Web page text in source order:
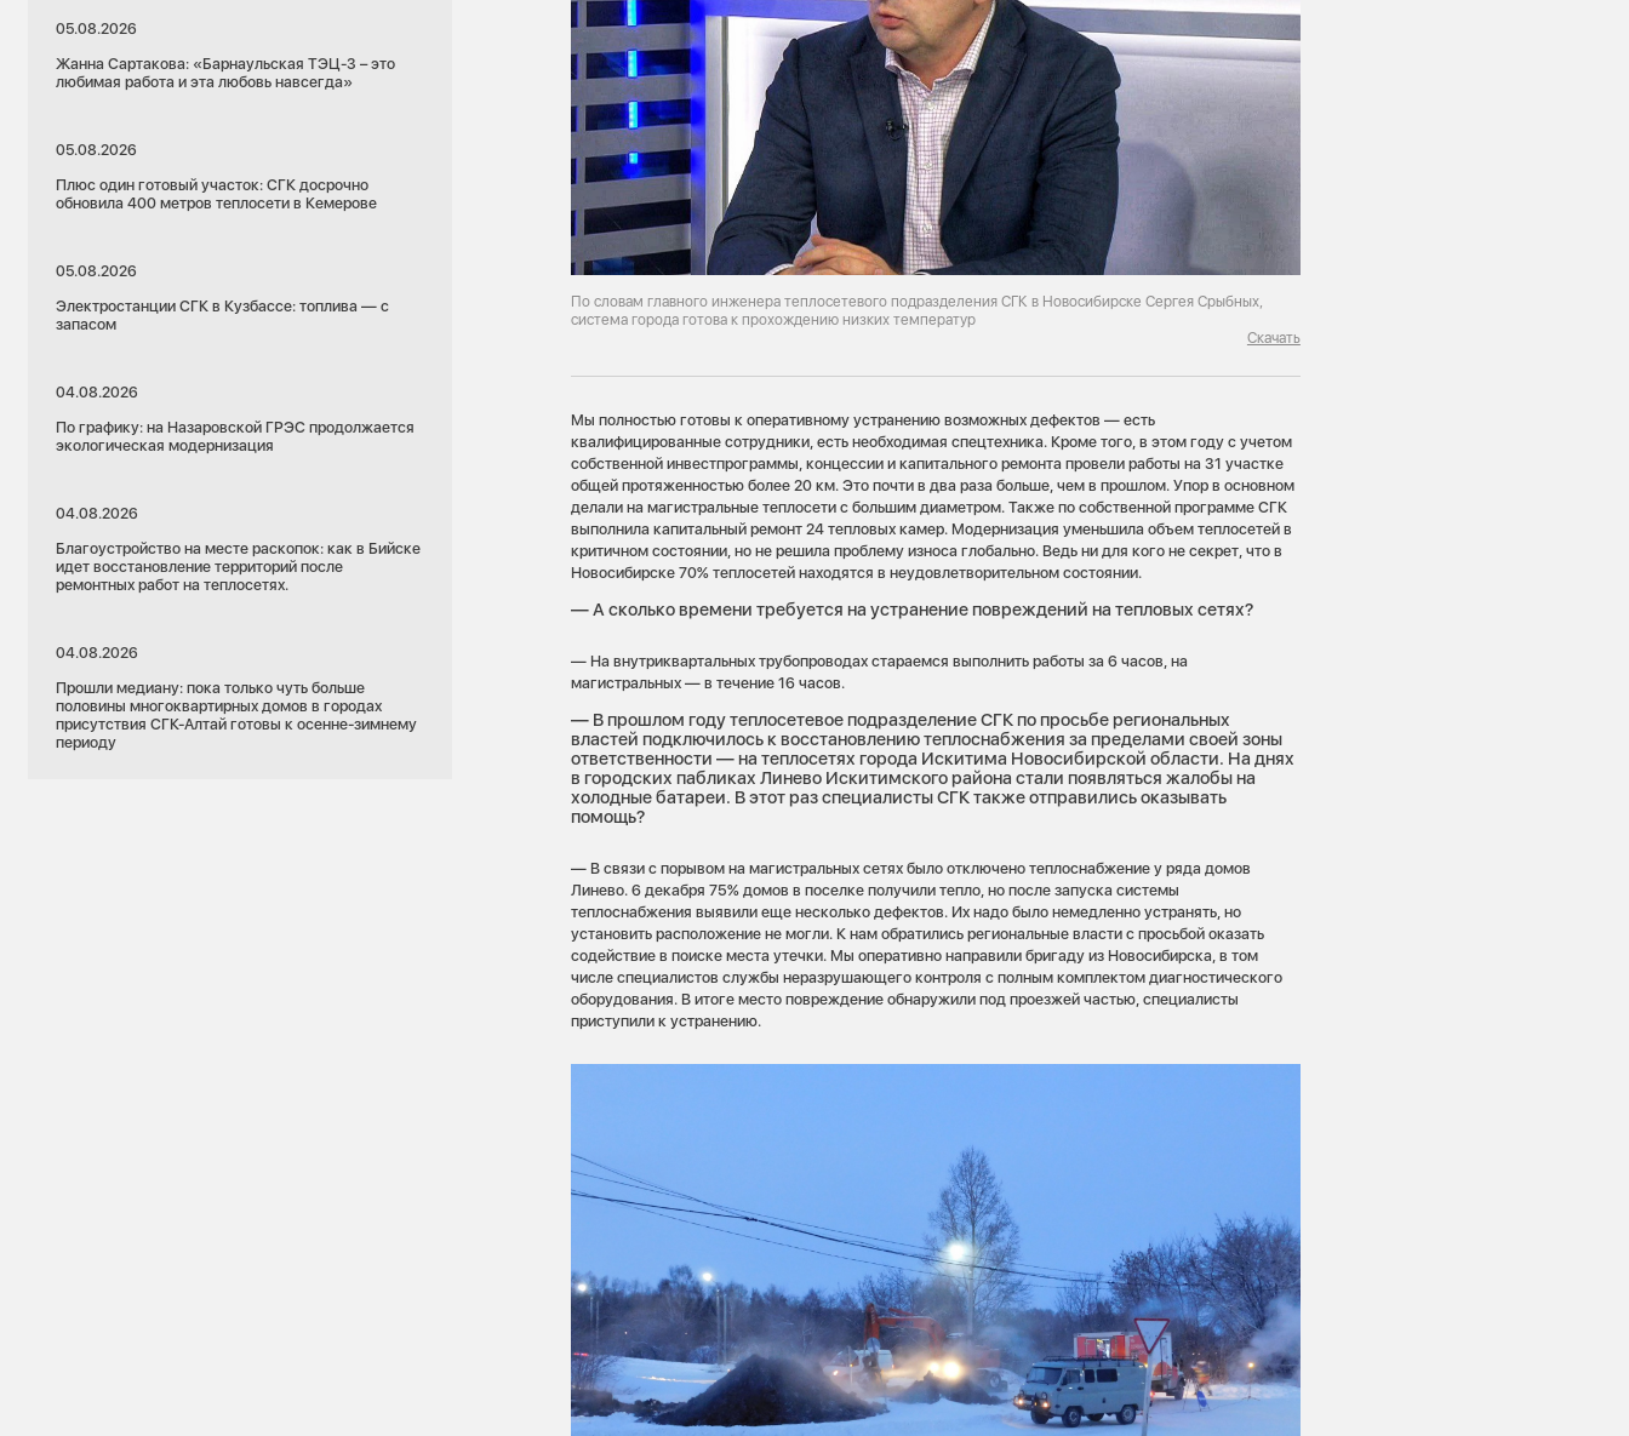
05.08.2026
Жанна Сартакова: «Барнаульская ТЭЦ-3 – это
любимая работа и эта любовь навсегда»
05.08.2026
Плюс один готовый участок: СГК досрочно
обновила 400 метров теплосети в Кемерове
05.08.2026
Электростанции СГК в Кузбассе: топлива — с
запасом
04.08.2026
По графику: на Назаровской ГРЭС продолжается
экологическая модернизация
04.08.2026
Благоустройство на месте раскопок: как в Бийске
идет восстановление территорий после
ремонтных работ на теплосетях.
04.08.2026
Прошли медиану: пока только чуть больше
половины многоквартирных домов в городах
присутствия СГК-Алтай готовы к осенне-зимнему
периоду
По словам главного инженера теплосетевого подразделения СГК в Новосибирске Сергея Срыбных,
система города готова к прохождению низких температур
Скачать
Мы полностью готовы к оперативному устранению возможных дефектов — есть
квалифицированные сотрудники, есть необходимая спецтехника. Кроме того, в этом году с учетом
собственной инвестпрограммы, концессии и капитального ремонта провели работы на 31 участке
общей протяженностью более 20 км. Это почти в два раза больше, чем в прошлом. Упор в основном
делали на магистральные теплосети с большим диаметром. Также по собственной программе СГК
выполнила капитальный ремонт 24 тепловых камер. Модернизация уменьшила объем теплосетей в
критичном состоянии, но не решила проблему износа глобально. Ведь ни для кого не секрет, что в
Новосибирске 70% теплосетей находятся в неудовлетворительном состоянии.
— А сколько времени требуется на устранение повреждений на тепловых сетях?
— На внутриквартальных трубопроводах стараемся выполнить работы за 6 часов, на
магистральных — в течение 16 часов.
— В прошлом году теплосетевое подразделение СГК по просьбе региональных
властей подключилось к восстановлению теплоснабжения за пределами своей зоны
ответственности — на теплосетях города Искитима Новосибирской области. На днях
в городских пабликах Линево Искитимского района стали появляться жалобы на
холодные батареи. В этот раз специалисты СГК также отправились оказывать
помощь?
— В связи с порывом на магистральных сетях было отключено теплоснабжение у ряда домов
Линево. 6 декабря 75% домов в поселке получили тепло, но после запуска системы
теплоснабжения выявили еще несколько дефектов. Их надо было немедленно устранять, но
установить расположение не могли. К нам обратились региональные власти с просьбой оказать
содействие в поиске места утечки. Мы оперативно направили бригаду из Новосибирска, в том
числе специалистов службы неразрушающего контроля с полным комплектом диагностического
оборудования. В итоге место повреждение обнаружили под проезжей частью, специалисты
приступили к устранению.